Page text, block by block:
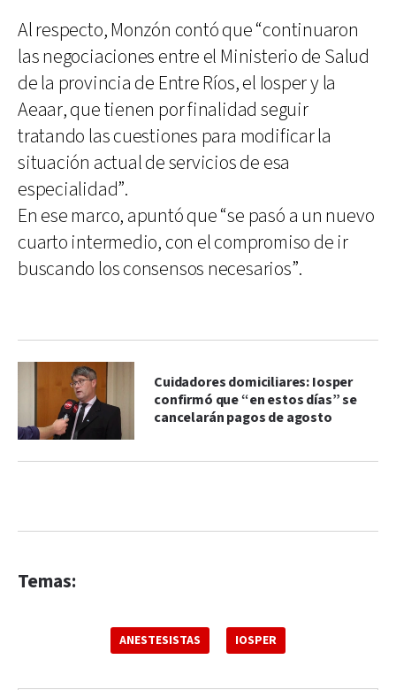
Al respecto, Monzón contó que “continuaron
las negociaciones entre el Ministerio de Salud
de la provincia de Entre Ríos, el Iosper y la
Aeaar, que tienen por finalidad seguir
tratando las cuestiones para modificar la
situación actual de servicios de esa
especialidad”.
En ese marco, apuntó que “se pasó a un nuevo
cuarto intermedio, con el compromiso de ir
buscando los consensos necesarios”.
Cuidadores domiciliares: Iosper
confirmó que “en estos días” se
cancelarán pagos de agosto
Temas:
ANESTESISTAS IOSPER